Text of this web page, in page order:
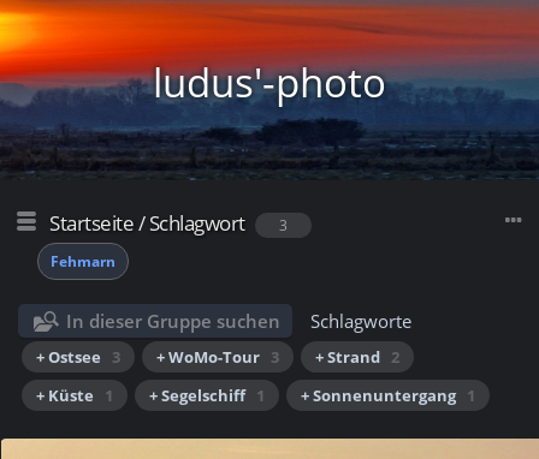
ludus'-photo
Startseite/Schlagwort
3
Fehmarn
In dieser Gruppe suchen Schlagworte
+ Ostsee 3 + WoMo-Tour 3 + Strand 2
+ Küste
1 + Segelschiff 1 + Sonnenuntergang 1